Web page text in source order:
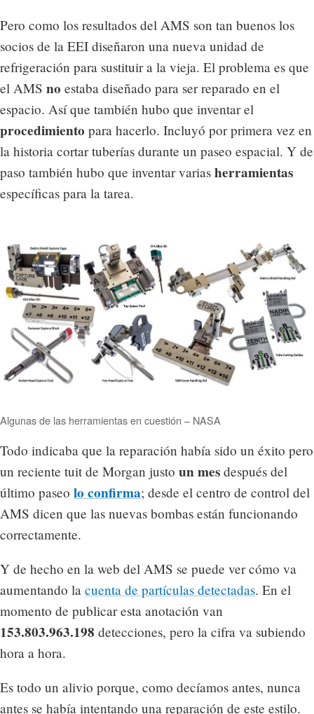
Pero como los resultados del AMS son tan buenos los
socios de la EEI diseñaron una nueva unidad de
refrigeración para sustituir a la vieja. El problema es que
el AMS no estaba diseñado para ser reparado en el
espacio. Así que también hubo que inventar el
procedimiento para hacerlo. Incluyó por primera vez en
la historia cortar tuberías durante un paseo espacial. Y de
paso también hubo que inventar varias herramientas
específicas para la tarea.
Algunas de las herramientas en cuestión – NASA
Todo indicaba que la reparación había sido un éxito pero
un reciente tuit de Morgan justo un mes después del
último paseo lo confirma; desde el centro de control del
AMS dicen que las nuevas bombas están funcionando
correctamente.
Y de hecho en la web del AMS se puede ver cómo va
aumentando la cuenta de partículas detectadas. En el
momento de publicar esta anotación van
153.803.963.198 detecciones, pero la cifra va subiendo
hora a hora.
Es todo un alivio porque, como decíamos antes, nunca
antes se había intentando una reparación de este estilo.